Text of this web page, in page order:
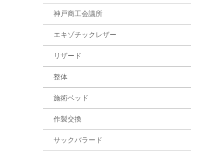
神戸商工会議所
エキゾチックレザー
リザード
整体
施術ベッド
作製交換
サックバラード